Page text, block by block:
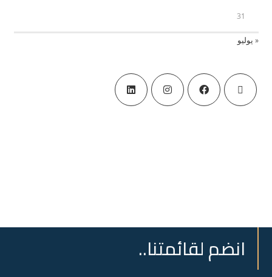
31
« يوليو
انضم لقائمتنا..